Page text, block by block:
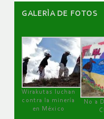
GALERÌA DE FOTOS
Wirakutas luchan
contra la minería
en México
No a